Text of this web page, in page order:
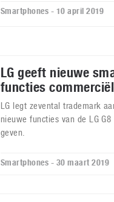
Smartphones - 10 april 2019
LG geeft nieuwe
functies
LG legt zevental trademark
nieuwe functies van de LG
geven.
Smartphones - 30 maart 2019